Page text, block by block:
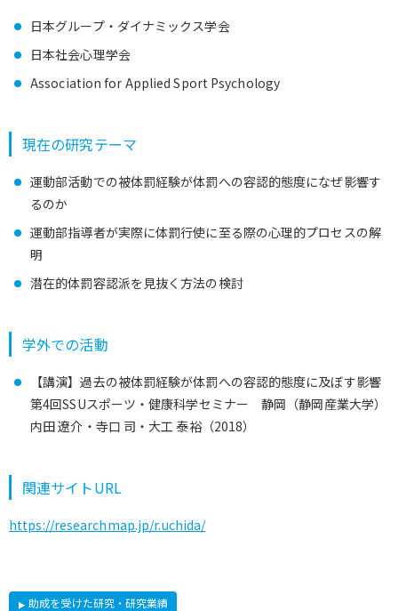
日本グループ・ダイナミックス学会
日本社会心理学会
Association for Applied Sport Psychology
現在の研究テーマ
運動部活動での被体罰経験が体罰への容認的態度になぜ影響す
るのか
運動部指導者が実際に体罰行使に至る際の心理的プロセスの解
明
潜在的体罰容認派を見抜く方法の検討
学外での活動
【講演】過去の被体罰経験が体罰への容認的態度に及ぼす影響
第4回SSUスポーツ・健康科学セミナー 静岡（静岡産業大学）
内田 遼介・寺口 司・大工 泰裕（2018）
関連サイトURL
https://researchmap.jp/r.uchida/
助成を受けた研究・研究業績